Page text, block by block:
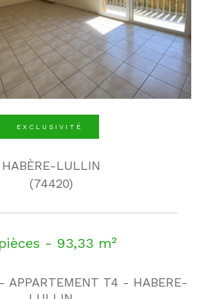
EXCLUSIVITÉ
HABÈRE-LULLIN
(74420)
- 93,33 m²
APPARTEMENT T4 - HABERE-